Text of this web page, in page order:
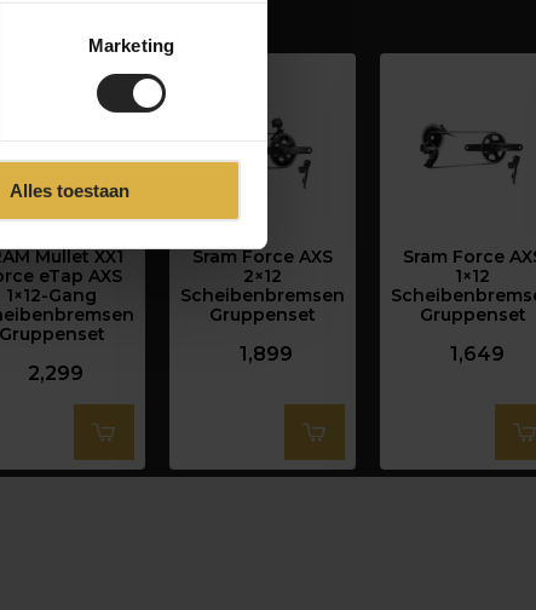
Marketing
Alles toestaan
Mullet XX1
eTap AXS
1×12-Gang
Gruppenset
2,299
Sram Force AXS
2×12
Scheibenbremsen
Gruppenset
1,899
Sram Force
1×12
Gruppenset
1,649